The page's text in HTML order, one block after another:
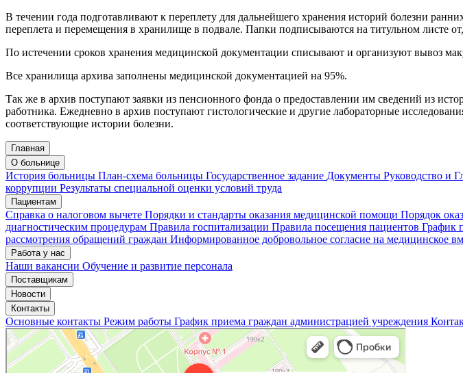
В течении года подготавливают к переплету для дальнейшего хранения историй болезни
переплета и перемещения в хранилище в подвале. Папки подписываются на титульном листе
По истечении сроков хранения медицинской документации списывают и организуют вывоз
Все хранилища архива заполнены медицинской документацией на 95%.
Так же в архив поступают заявки из пенсионного фонда о предоставлении им сведений из
работника. Ежедневно в архив поступают гистологические и другие лабораторные
соответствующие истории болезни.
Главная
О больнице
История больницы План-схема больницы Государственное задание Документы Руководство и
коррупции Результаты специальной оценки условий труда
Пациентам
Справка о налоговом вычете Порядки и стандарты оказания медицинской помощи Порядок
диагностическим процедурам Правила госпитализации Правила посещения пациентов График
рассмотрения обращений граждан Информированное добровольное согласие на медицинское
Работа у нас
Наши вакансии Обучение и развитие персонала
Поставщикам
Новости
Контакты
Основные контакты Режим работы График приема граждан администрацией учреждения
«Нижегородская областная клиническая больница имени Н.А. Семашко»
Отделение больницы, госпиталя в Нижнем Новгороде
Больница для взрослых в Нижнем Новгороде